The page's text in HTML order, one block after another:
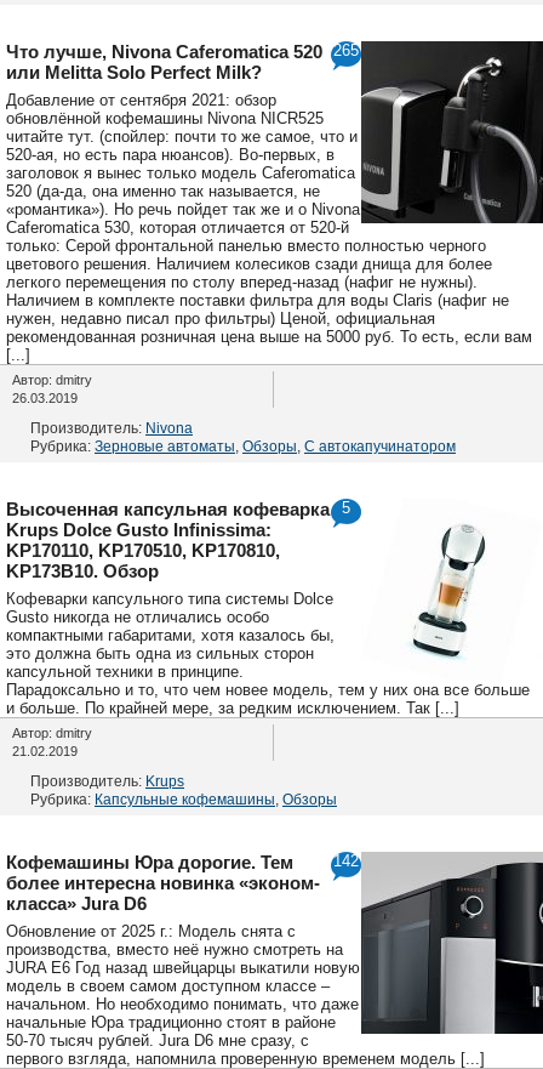
265
Что лучше, Nivona Caferomatica 520
или Melitta Solo Perfect Milk?
Добавление от сентября 2021: обзор
обновлённой кофемашины Nivona NICR525
читайте тут. (спойлер: почти то же самое, что и
520-ая, но есть пара нюансов). Во-первых, в
заголовок я вынес только модель Caferomatica
520 (да-да, она именно так называется, не
«романтика»). Но речь пойдет так же и о Nivona
Caferomatica 530, которая отличается от 520-й
только: Серой фронтальной панелью вместо полностью черного
цветового решения. Наличием колесиков сзади днища для более
легкого перемещения по столу вперед-назад (нафиг не нужны).
Наличием в комплекте поставки фильтра для воды Claris (нафиг не
нужен, недавно писал про фильтры) Ценой, официальная
рекомендованная розничная цена выше на 5000 руб. То есть, если вам
[...]
Автор: dmitry
26.03.2019
Производитель: Nivona
Рубрика: Зерновые автоматы Обзоры С автокапучинатором
5
Высоченная капсульная кофеварка
Krups Dolce Gusto Infinissima:
KP170110, KP170510, KP170810,
KP173B10. Обзор
Кофеварки капсульного типа системы Dolce
Gusto никогда не отличались особо
компактными габаритами, хотя казалось бы,
это должна быть одна из сильных сторон
капсульной техники в принципе.
Парадоксально и то, что чем новее модель, тем у них она все больше
и больше. По крайней мере, за редким исключением. Так [...]
Автор: dmitry
21.02.2019
Производитель: Krups
Рубрика: Капсульные кофемашины Обзоры
142
Кофемашины Юра дорогие. Тем
более интересна новинка «эконом-
класса» Jura D6
Обновление от 2025 г.: Модель снята с
производства, вместо неё нужно смотреть на
JURA E6 Год назад швейцарцы выкатили новую
модель в своем самом доступном классе –
начальном. Но необходимо понимать, что даже
начальные Юра традиционно стоят в районе
50-70 тысяч рублей. Jura D6 мне сразу, с
первого взгляда, напомнила проверенную временем модель [...]